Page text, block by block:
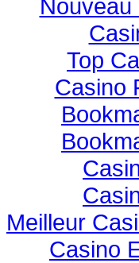
Top
Casino
Meilleur
Casino